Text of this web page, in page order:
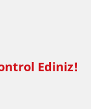
Ediniz!